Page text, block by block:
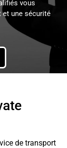
vous
et une sécurité
de transport